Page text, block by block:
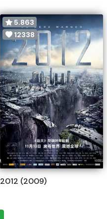
5.863
12338
2012 (2009)